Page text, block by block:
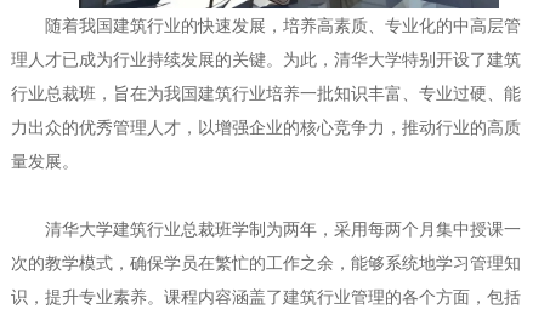
随着我国建筑行业的快速发展，培养高素质、专业化的中高层管
理人才已成为行业持续发展的关键。为此，清华大学特别开设了建筑
行业总裁班，旨在为我国建筑行业培养一批知识丰富、专业过硬、能
力出众的优秀管理人才，以增强企业的核心竞争力，推动行业的高质
量发展。
清华大学建筑行业总裁班学制为两年，采用每两个月集中授课一
次的教学模式，确保学员在繁忙的工作之余，能够系统地学习管理知
识，提升专业素养。课程内容涵盖了建筑行业管理的各个方面，包括